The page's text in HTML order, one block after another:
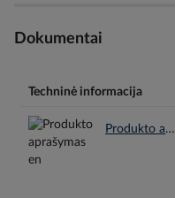
Dokumentai
Techninė informacija
Produkto aprašymas en.pdf